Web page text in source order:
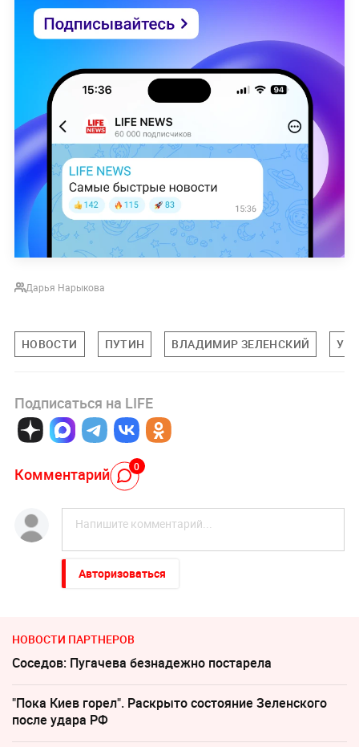
Дарья Нарыкова
НОВОСТИ ПУТИН ВЛАДИМИР ЗЕЛЕНСКИЙ
Подписаться на LIFE
Комментарий 0
Авторизоваться
НОВОСТИ ПАРТНЕРОВ
Соседов: Пугачева безнадежно постарела
"Пока Киев горел". Раскрыто состояние Зеленского
после удара РФ